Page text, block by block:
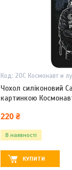
20С Космонавт и
Чохол силіконовий
картинкою
220 ₴
В наявності
КУПИТИ